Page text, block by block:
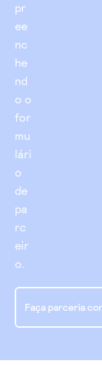
pr
ee
nc
he
nd
o o
for
mu
lári
o
de
pa
rc
eir
o.
Faça parceria